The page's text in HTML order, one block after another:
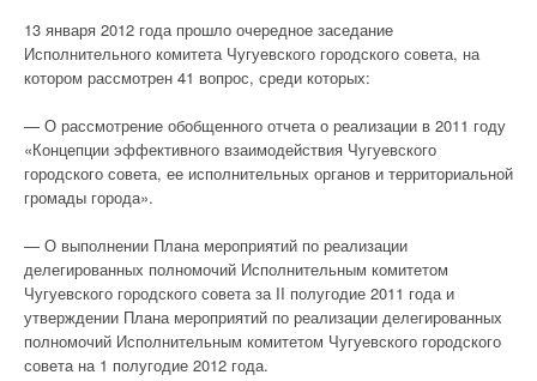
13 января 2012 года прошло очередное заседание
Исполнительного комитета Чугуевского городского совета, на
котором рассмотрен 41 вопрос, среди которых:
— О рассмотрение обобщенного отчета о реализации в 2011 году
«Концепции эффективного взаимодействия Чугуевского
городского совета, ее исполнительных органов и территориальной
громады города».
— О выполнении Плана мероприятий по реализации
делегированных полномочий Исполнительным комитетом
Чугуевского городского совета за II полугодие 2011 года и
утверждении Плана мероприятий по реализации делегированных
полномочий Исполнительным комитетом Чугуевского городского
совета на 1 полугодие 2012 года.